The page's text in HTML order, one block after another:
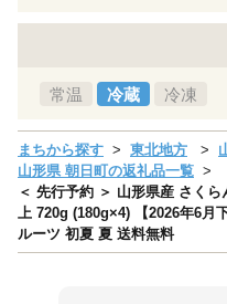
常温 冷蔵 冷凍
まちから探す 東北地方
山形県 朝日町の返礼品一覧
＜ 先行予約 ＞ 山形県産 さく
上 720g (180g×4) 【2026年6
ルーツ 初夏 夏 送料無料